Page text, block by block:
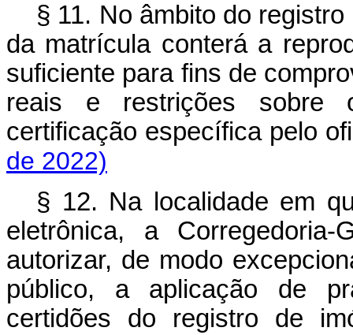
§ 11. No âmbito do
da matrícula conterá a
suficiente para fins de
reais e restrições sobre
certificação específica
de 2022)
§ 12. Na localidade em
eletrônica, a
autorizar, de modo
público, a aplicação de
certidões do registro de